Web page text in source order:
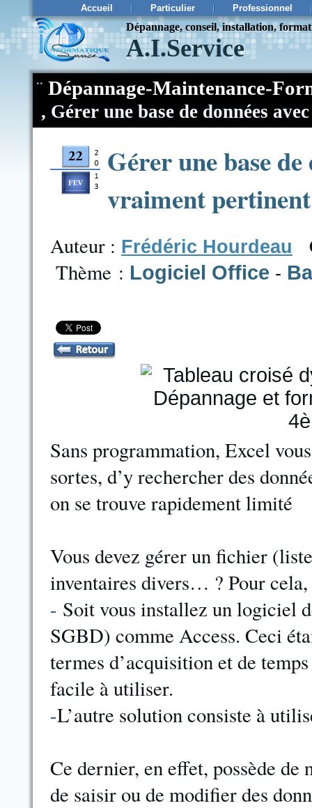
Accueil Particulier Professionnel
Dépannage, conseil, installation,
A.I.Service
¨ Dépannage-Maintenance-
, Gérer une base de données
Gérer une base de
vraiment
Auteur : Frédéric Hourdeau
Thème : Logiciel Office -
Sans programmation, Excel
sortes, d’y rechercher des
on se trouve rapidement limité
Vous devez gérer un fichier
inventaires divers… ? Pour
- Soit vous installez un logiciel
SGBD) comme Access. Ceci
termes d’acquisition et de
facile à utiliser.
-L’autre solution consiste à
Ce dernier, en effet, possède
de saisir ou de modifier des